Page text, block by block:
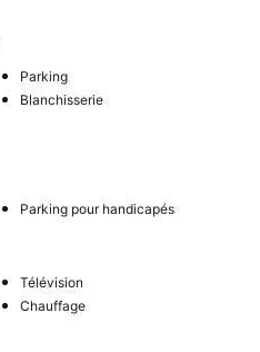
Parking
Blanchisserie
Parking pour handicapés
Télévision
Chauffage